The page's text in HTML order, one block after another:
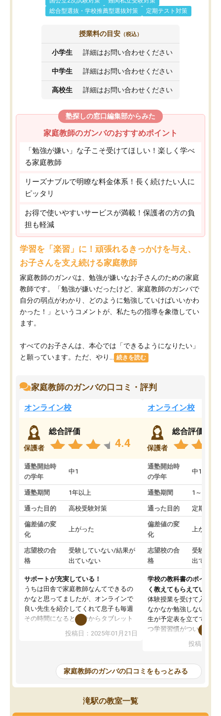
総合型選抜・学校推薦型選抜対策
定期テスト対策
授業料の目安 （税込）
小学生 詳細はお問い合わせください
中学生 詳細はお問い合わせください
高校生 詳細はお問い合わせください
塾探しの窓口編集部からみた
家庭教師のガンバのおすすめポイント
「勉強が嫌い」な子こそ受けてほしい！楽しく学べ
る家庭教師
リーズナブルで明瞭な料金体系！長く続けたい人に
ピッタリ
お得で使いやすいサービスが満載！保護者の方の負
担も軽減
学習を「楽習」に！頑張れるきっかけを与え、
お子さんを支え続ける家庭教師
家庭教師のガンバは、勉強が嫌いなお子さんのための家庭
教師です。「勉強が嫌いだったけど、家庭教師のガンバで
自分の弱点がわかり、どのように勉強していけばいいかわ
かった！」というコメントが、私たちの指導を象徴してい
ます。
すべてのお子さんは、本心では「できるようになりたい」
と願っています。ただ、やり...
続きを読む
家庭教師のガンバの口コミ・評判
オンライン校
保護者
総合評価
4.4
通塾開始時
の学年
中1
通塾期間 1年以上
通った目的 高校受験対策
偏差値の変
化
上がった
志望校の合
格
受験していない/結果が
出ていない
サポートが充実している！
うちは田舎で家庭教師なんてできるの
かなと思ってましたが、オンラインで
良い先生を紹介してくれて息子も毎週
その時間になると自分からタブレット
を開いてzoomを繋げるようになりまし
た！5科目なんでもOKなのもとても気
めて1年ほどだった今では平均点以上の
科目が増えてきました！あと1年受験ま
であるので無料の週末教室を使用しな
がら頑張って欲しいと思います！
投稿日：2025年01月21日
オンライン校
保護者
総合評価
通塾開始時
の学年
中1
通塾期間 1～3ヵ月
通った目的 定期テス
偏差値の変
化
上がった
志望校の合
格
受験して
出ていな
学校の教科書のポイント
く教えてもらえている
体験授業を受けて入塾し
なかなか勉強しない息子
生が予定表を立ててくれ
つ学習習慣がついてきま
指導が無い日も予定表
問できるのでとても助か
投稿日：
家庭教師のガンバの口コミをもっとみる
滝駅の教室一覧